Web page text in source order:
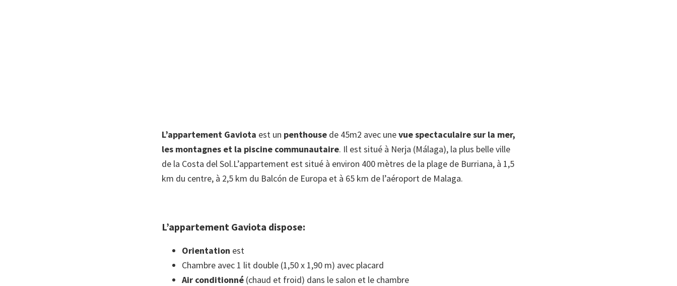
L’appartement Gaviota est un penthouse de 45m2 avec unevue spectaculaire sur la mer,
les montagnes et la piscine communautaire. Il est situé à Nerja (Málaga), la plus belle ville
de la Costa del Sol.L’appartement est situé à environ 400 mètres de la plage de Burriana, à 1,5
km du centre, à 2,5 km du Balcón de Europa et à 65 km de l’aéroport de Malaga.
L’appartement Gaviota dispose:
Orientation est
Chambre avec 1 lit double (1,50 x 1,90 m) avec placard
Air conditionné (chaud et froid) dans le salon et le chambre